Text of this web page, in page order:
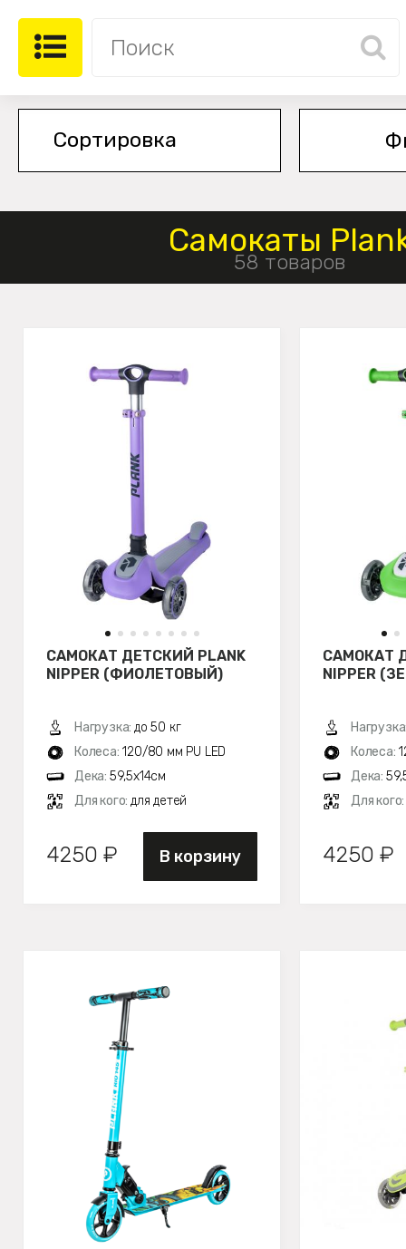
Cамокаты
58 товаров
САМОКАТ ДЕТСКИЙ PLANK
NIPPER (ФИОЛЕТОВЫЙ)
Нагрузка: до 50 кг
Колеса: 120/80 мм PU LED
Дека: 59,5х14см
Для кого: для детей
4250 ₽ В корзину
САМОКАТ
NIPPER
Колеса:
Дека:
Для кого:
4250 ₽